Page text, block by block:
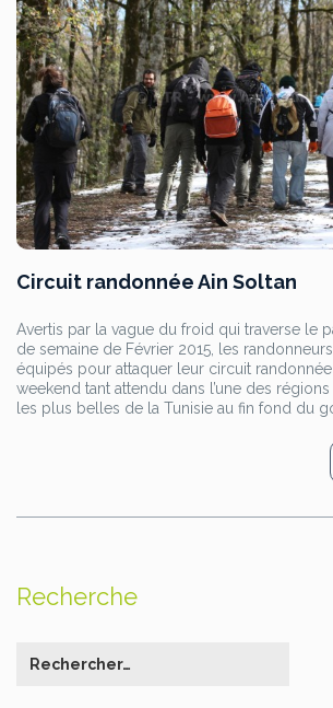
Circuit randonnée Ain Soltan
Avertis par la vague du froid qui traverse le
de semaine de Février 2015, les
équipés pour attaquer leur circuit randonnée
weekend tant attendu dans l’une des
les plus belles de la Tunisie au fin fond du
Recherche